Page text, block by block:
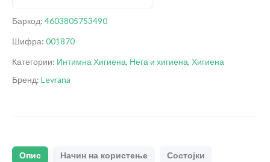
Баркод: 4603805753490
Шифра: 001870
Категории: Интимна Хигиена, Нега и хигиена, Хигиена
Бренд: Levrana
Опис Начин на користење Состојки